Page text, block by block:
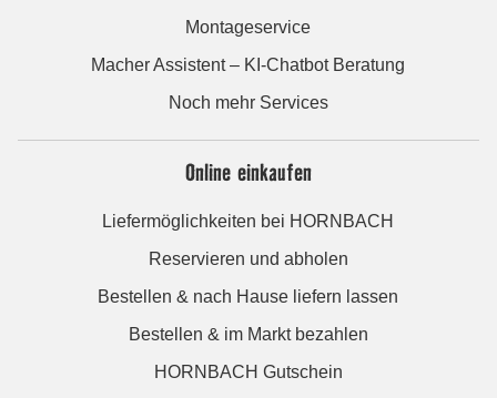
Montageservice
Macher Assistent – KI-Chatbot Beratung
Noch mehr Services
Online einkaufen
Liefermöglichkeiten bei HORNBACH
Reservieren und abholen
Bestellen & nach Hause liefern lassen
Bestellen & im Markt bezahlen
HORNBACH Gutschein